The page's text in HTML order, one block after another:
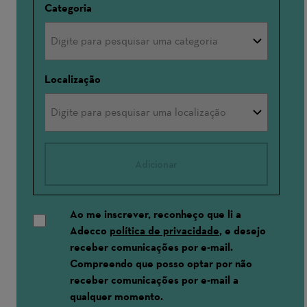
Categoria
Localização
Ao me inscrever, reconheço que li a
Adecco política de privacidade, e desejo
receber comunicações por e-mail.
Compreendo que posso optar por não
receber comunicações por e-mail a
qualquer momento.